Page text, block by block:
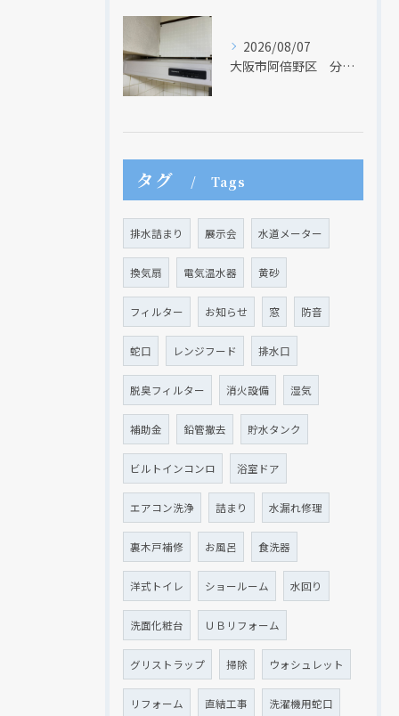
2026/08/07
大阪市阿倍野区 分譲マンションのレンジフード取替リフォーム工事 タカラスタンダード
タグ Tags
排水詰まり 展示会 水道メーター
換気扇 電気温水器 黄砂
フィルター お知らせ 窓 防音
蛇口 レンジフード 排水口
脱臭フィルター 消火設備 湿気
補助金 鉛管撤去 貯水タンク
ビルトインコンロ 浴室ドア
エアコン洗浄 詰まり 水漏れ修理
裏木戸補修 お風呂 食洗器
洋式トイレ ショールーム 水回り
洗面化粧台 ＵＢリフォーム
グリストラップ 掃除 ウォシュレット
リフォーム 直結工事 洗濯機用蛇口
現在、新聞に入っている折込チラシです。
クリックでチラシのページにジャンプします
現在、新聞に入っている折込チラシです。
クリックでチラシのページにジャンプします